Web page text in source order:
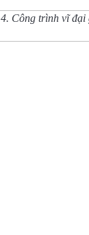
4. Công trình vĩ đại